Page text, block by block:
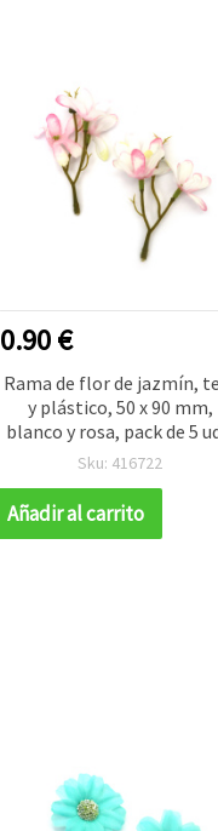
0.90 €
Rama de flor de jazmín,
y plástico, 50 x 90 mm,
blanco y rosa, pack de 5
Sku: 416722
Añadir al carrito